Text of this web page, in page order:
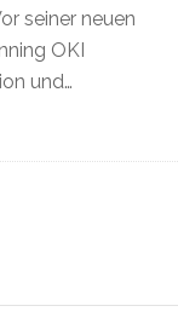
seiner neuen
OKI
und…